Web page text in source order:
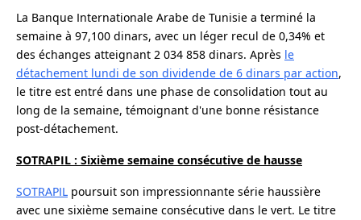
La Banque Internationale Arabe de Tunisie a terminé la
semaine à 97,100 dinars, avec un léger recul de 0,34% et
des échanges atteignant 2 034 858 dinars. Après le
détachement lundi de son dividende de 6 dinars par action,
le titre est entré dans une phase de consolidation tout au
long de la semaine, témoignant d'une bonne résistance
post-détachement.
SOTRAPIL : Sixième semaine consécutive de hausse
SOTRAPIL poursuit son impressionnante série haussière
avec une sixième semaine consécutive dans le vert. Le titre